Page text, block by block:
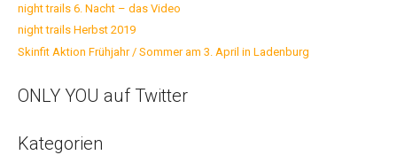
night trails 6. Nacht – das Video
night trails Herbst 2019
Skinfit Aktion Frühjahr / Sommer am 3. April in Ladenburg
ONLY YOU auf Twitter
Kategorien